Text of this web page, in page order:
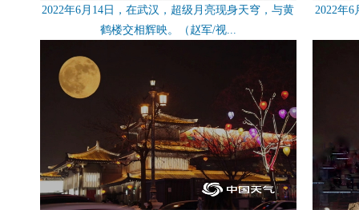
2022年6月14日，在武汉，超级月亮现身天穹，与黄
鹤楼交相辉映。（赵军/视...
2022年